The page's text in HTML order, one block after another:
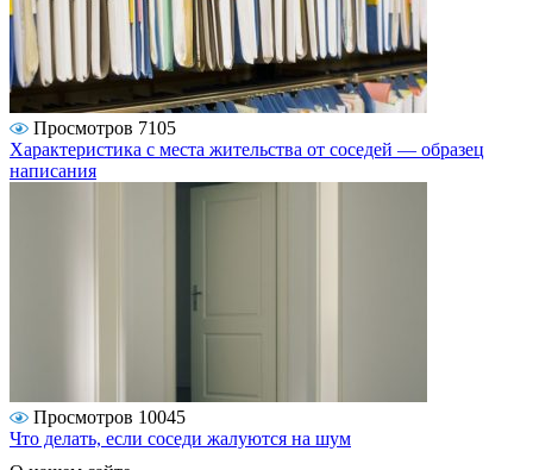
Просмотров 7105
Характеристика с места жительства от соседей — образец
написания
Просмотров 10045
Что делать, если соседи жалуются на шум